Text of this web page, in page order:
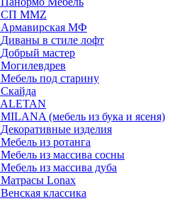
СП ММZ
Армавирская МФ
Диваны в стиле лофт
Добрый мастер
Могилевдрев
Мебель под старину
Скайда
ALETAN
MILANA (мебель из бука и ясеня)
Декоративные изделия
Мебель из ротанга
Мебель из массива сосны
Мебель из массива дуба
Матрасы Lonax
Венская классика